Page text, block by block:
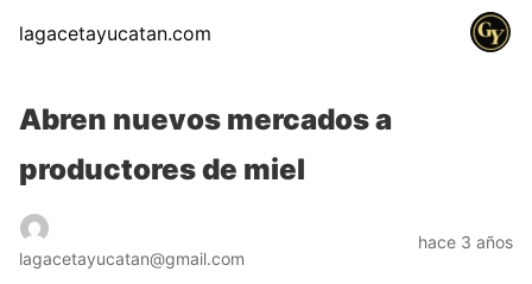
lagacetayucatan.com
Abren nuevos mercados a
productores de miel
lagacetayucatan@gmail.com
hace 3 años